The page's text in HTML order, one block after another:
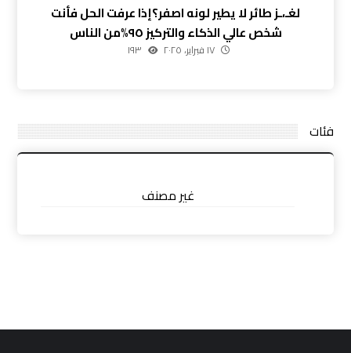
لغـ،ـز طائر لا يطير لونه اصفر؟إذا عرفت الحل فأنت
شخص عالي الذكاء والتركيز ٩٥%من الناس
١٧ فبراير، ٢٠٢٥ ١٩٣
فئات
غير مصنف